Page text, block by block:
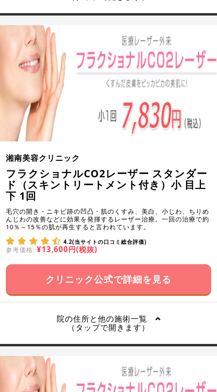
湘南美容クリニック
フラクショナルCO2レーザー スタンダー
ド（スキントリートメント付き）小 目上
下 1回
毛穴の開き・ニキビ跡の凹凸・肌のくすみ、美白、小じわ、ちりめ
んじわの改善などに効果を発揮するレーザー治療。一回の治療で約
10％～15％の肌が再生すると言われています。
4.2(当サイトの口コミ総合評価)
参考価格: ¥13,600円(税抜)
クリニック公式で詳細を見る
院の住所と他の施術一覧
（タップで開きます）